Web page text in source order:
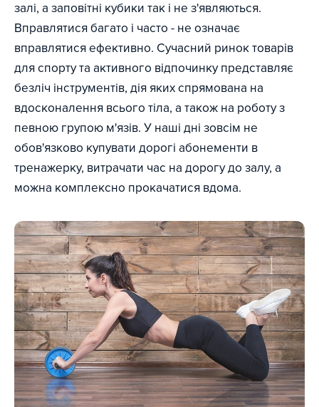
залі, а заповітні кубики так і не з'являються.
Вправлятися багато і часто - не означає
вправлятися ефективно. Сучасний ринок товарів
для спорту та активного відпочинку представляє
безліч інструментів, дія яких спрямована на
вдосконалення всього тіла, а також на роботу з
певною групою м'язів. У наші дні зовсім не
обов'язково купувати дорогі абонементи в
тренажерку, витрачати час на дорогу до залу, а
можна комплексно прокачатися вдома.